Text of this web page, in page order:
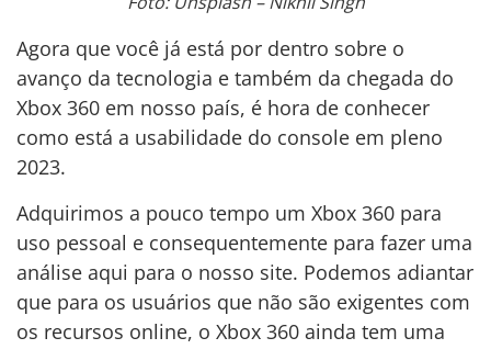
Agora que você já está por dentro sobre o
avanço da tecnologia e também da chegada do
Xbox 360 em nosso país, é hora de conhecer
como está a usabilidade do console em pleno
2023.
Adquirimos a pouco tempo um Xbox 360 para
uso pessoal e consequentemente para fazer uma
análise aqui para o nosso site. Podemos adiantar
que para os usuários que não são exigentes com
os recursos online, o Xbox 360 ainda tem uma